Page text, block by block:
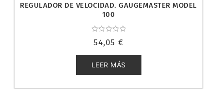
REGULADOR DE VELOCIDAD. GAUGEMASTER MODEL
100
con
de
5
54,05 €
LEER MÁS